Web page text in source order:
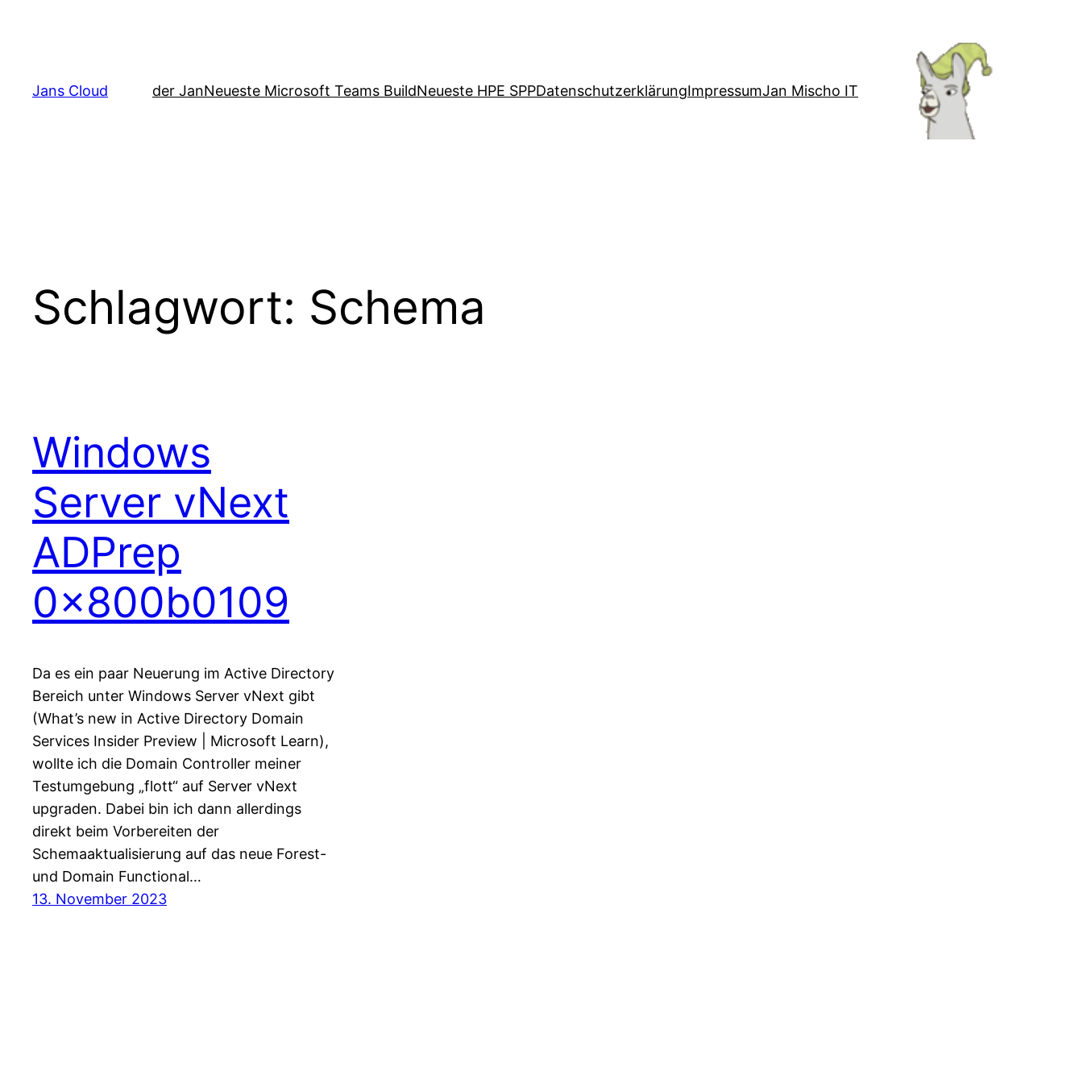
Jans Cloud
der JanNeueste Microsoft Teams BuildNeueste HPE SPPDatenschutzerklärungImpressumJan Mischo IT
Schlagwort: Schema
Windows
Server vNext
ADPrep
0x800b0109
Da es ein paar Neuerung im Active Directory
Bereich unter Windows Server vNext gibt
(What’s new in Active Directory Domain
Services Insider Preview | Microsoft Learn),
wollte ich die Domain Controller meiner
Testumgebung „flott“ auf Server vNext
upgraden. Dabei bin ich dann allerdings
direkt beim Vorbereiten der
Schemaaktualisierung auf das neue Forest-
und Domain Functional…
13. November 2023